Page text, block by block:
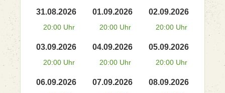
31.08.2026
20:00 Uhr
01.09.2026
20:00 Uhr
02.09.2026
20:00 Uhr
03.09.2026
20:00 Uhr
04.09.2026
20:00 Uhr
05.09.2026
20:00 Uhr
06.09.2026 07.09.2026 08.09.2026